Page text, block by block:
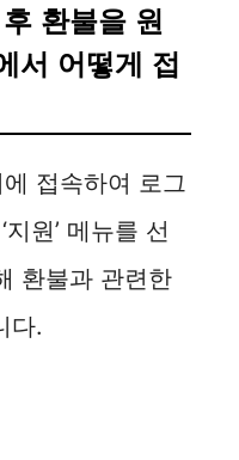
환불을 원
서 어떻게 접
접속하여 로그
원’ 메뉴를 선
환불과 관련한
다.